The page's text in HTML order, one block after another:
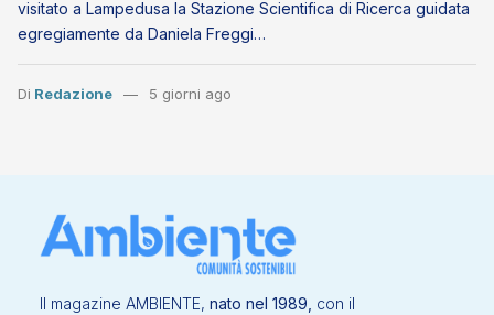
visitato a Lampedusa la Stazione Scientifica di Ricerca guidata
egregiamente da Daniela Freggi…
Di Redazione 5 giorni ago
Il magazine AMBIENTE, nato nel 1989, con il